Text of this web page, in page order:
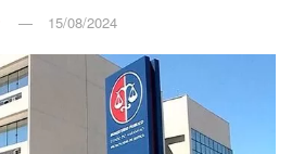
15/08/2024